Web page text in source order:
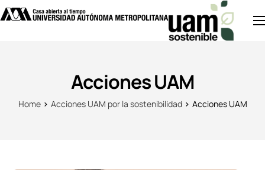
DivulgaciónAcciones UAM
Home Acciones UAM por la sostenibilidad Acciones UAM